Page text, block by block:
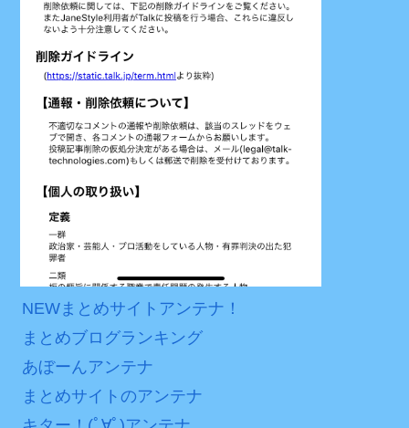
日本が北朝鮮に辛勝し二
次予選3連勝も、海外ファン
は采配に辛辣「おそろしい
内容の後半」「今日の森保
はチキン」
七ツ森りり ご令嬢と召使
いの禁断の恋…1日だけ許さ
たすら愛し合う。
Powered by livedoor 相
互RSS
海外「日本よ、お前がナ
マ『ラムネモンキー』 トレ
ンディなクリスマスイヴ
び出した… 他
つべこアンテナ
無理難題アンテナ
2chアンテナんです～！
アンテナまとめMTM
2chnavi
ブルーアンテナ
5chまとめMAP
まとめサイトのアンテナ
負けないアンテナ！
アンテナプラス
NEWまとめサイトアンテナ！
まとめブログランキング
あぼーんアンテナ
まとめサイトのアンテナ